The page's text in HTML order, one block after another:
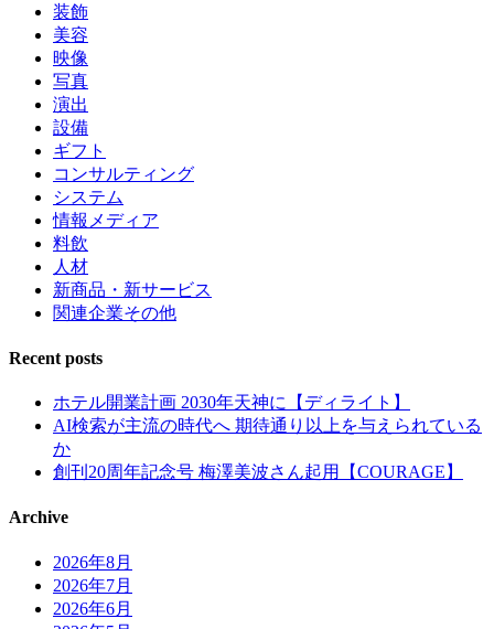
装飾
美容
映像
写真
演出
設備
ギフト
コンサルティング
システム
情報メディア
料飲
人材
新商品・新サービス
関連企業その他
Recent posts
ホテル開業計画 2030年天神に【ディライト】
AI検索が主流の時代へ 期待通り以上を与えられている
か
創刊20周年記念号 梅澤美波さん起用【COURAGE】
Archive
2026年8月
2026年7月
2026年6月